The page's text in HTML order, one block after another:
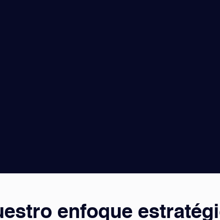
enfoque